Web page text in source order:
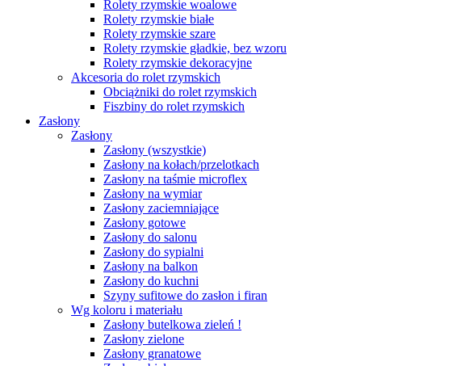
Rolety rzymskie woalowe
Rolety rzymskie białe
Rolety rzymskie szare
Rolety rzymskie gładkie, bez wzoru
Rolety rzymskie dekoracyjne
Akcesoria do rolet rzymskich
Obciążniki do rolet rzymskich
Fiszbiny do rolet rzymskich
Zasłony
Zasłony
Zasłony (wszystkie)
Zasłony na kołach/przelotkach
Zasłony na taśmie microflex
Zasłony na wymiar
Zasłony zaciemniające
Zasłony gotowe
Zasłony do salonu
Zasłony do sypialni
Zasłony na balkon
Zasłony do kuchni
Szyny sufitowe do zasłon i firan
Wg koloru i materiału
Zasłony butelkowa zieleń !
Zasłony zielone
Zasłony granatowe